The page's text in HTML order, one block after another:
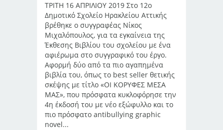
ΤΡΙΤΗ 16 ΑΠΡΙΛΙΟΥ 2019 Στο 12ο
Δημοτικό Σχολείο Ηρακλείου Αττικής
βρέθηκε ο συγγραφέας Νίκος
Μιχαλόπουλος, για τα εγκαίνεια της
Έκθεσης Βιβλίου του σχολείου με ένα
αφιέρωμα στο συγγραφικό του έργο.
Αφορμή δύο από τα πιο αγαπημένα
βιβλία του, όπως το best seller θετικής
σκέψης με τίτλο «ΟΙ ΚΟΡΥΦΕΣ ΜΕΣΑ
ΜΑΣ», που πρόσφατα κυκλοφόρησε την
4η έκδοσή του με νέο εξώφυλλο και το
πιο πρόσφατο antibullying graphic
novel...